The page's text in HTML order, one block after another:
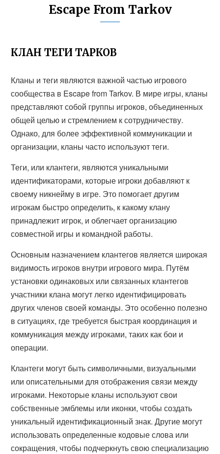
Escape From Tarkov
КЛАН ТЕГИ ТАРКОВ
Кланы и теги являются важной частью игрового
сообщества в Escape from Tarkov. В мире игры, кланы
представляют собой группы игроков, объединенных
общей целью и стремлением к сотрудничеству.
Однако, для более эффективной коммуникации и
организации, кланы часто используют теги.
Теги, или клантеги, являются уникальными
идентификаторами, которые игроки добавляют к
своему никнейму в игре. Это помогает другим
игрокам быстро определить, к какому клану
принадлежит игрок, и облегчает организацию
совместной игры и командной работы.
Основным назначением клантегов является широкая
видимость игроков внутри игрового мира. Путём
установки одинаковых или связанных клантегов
участники клана могут легко идентифицировать
других членов своей команды. Это особенно полезно
в ситуациях, где требуется быстрая координация и
коммуникация между игроками, таких как бои и
операции.
Клантеги могут быть символичными, визуальными
или описательными для отображения связи между
игроками. Некоторые кланы используют свои
собственные эмблемы или иконки, чтобы создать
уникальный идентификационный знак. Другие могут
использовать определенные кодовые слова или
сокращения, чтобы подчеркнуть свою специализацию